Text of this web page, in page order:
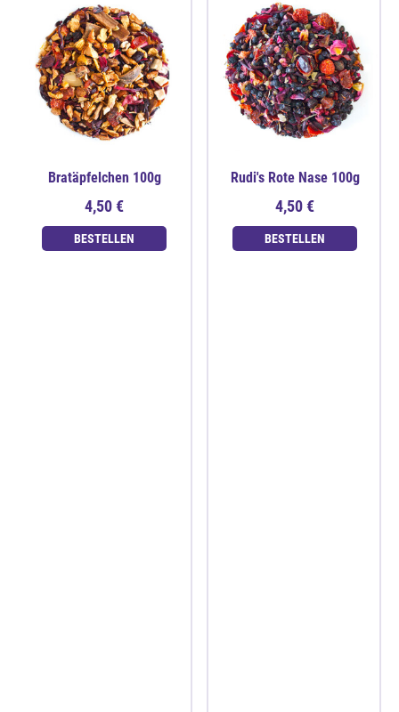
Bratäpfelchen 100g
4,50 €
BESTELLEN
Rudi's Rote Nase 100g
4,50 €
BESTELLEN